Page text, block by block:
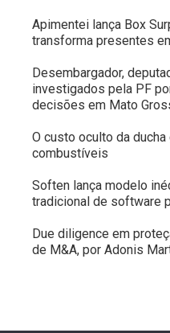
Apimentei lança Box
transforma presentes
Desembargador,
investigados pela PF
decisões em Mato
O custo oculto da
combustíveis
Soften lança modelo
tradicional de software
Due diligence em
de M&A, por Adonis